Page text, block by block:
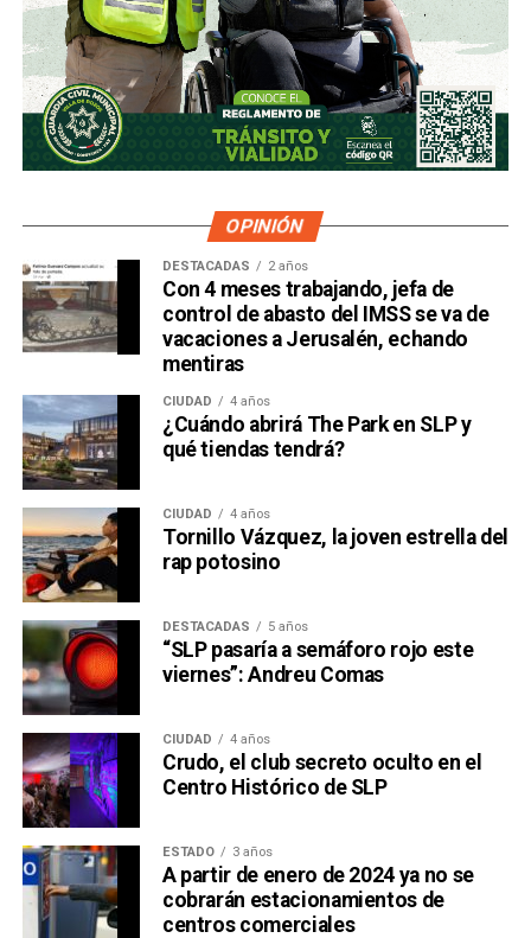
OPINIÓN
DESTACADAS 2 años
Con 4 meses trabajando, jefa de
control de abasto del IMSS se va de
vacaciones a Jerusalén, echando
mentiras
CIUDAD 4 años
¿Cuándo abrirá The Park en SLP y
qué tiendas tendrá?
CIUDAD 4 años
Tornillo Vázquez, la joven estrella del
rap potosino
DESTACADAS 5 años
“SLP pasaría a semáforo rojo este
viernes”: Andreu Comas
CIUDAD 4 años
Crudo, el club secreto oculto en el
Centro Histórico de SLP
ESTADO 3 años
A partir de enero de 2024 ya no se
cobrarán estacionamientos de
centros comerciales